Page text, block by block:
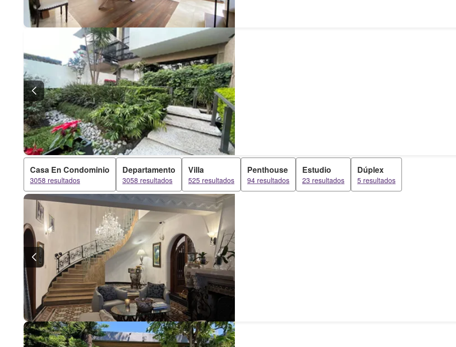
Casa En Condominio
3058 resultados
Departamento
3058 resultados
Villa
525 resultados
Penthouse
94 resultados
Estudio
23 resultados
Dúplex
5 resultados